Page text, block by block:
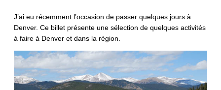
J’ai eu récemment l’occasion de passer quelques jours à
Denver. Ce billet présente une sélection de quelques activités
à faire à Denver et dans la région.